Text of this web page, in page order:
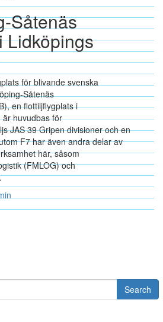
Såtenäs
Lidköpings
för blivande svenska
Såtenäs
en flottiljflygplats i
är huvudbas för
JAS 39 Gripen divisioner och en
F7 har även andra delar av
här, såsom
(FMLOG) och
Search